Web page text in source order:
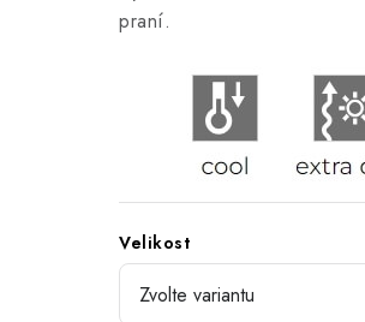
praní.
Velikost